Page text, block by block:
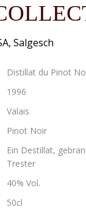
Salgesch
Distillat du Pinot
1996
Valais
Pinot Noir
Ein Destillat,
Trester
40% Vol.
50cl